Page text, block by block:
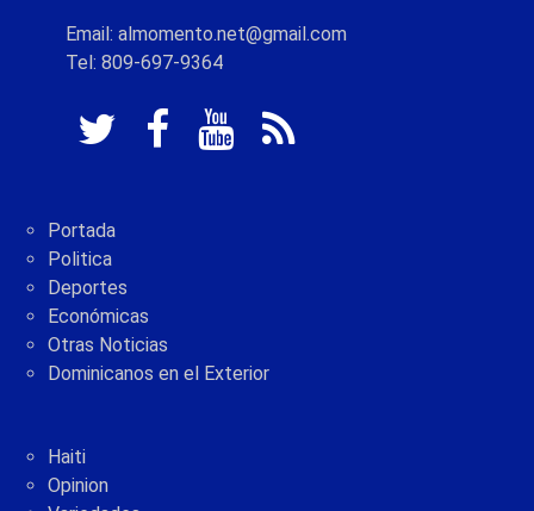
Email: almomento.net@gmail.com
Tel: 809-697-9364
Portada
Politica
Deportes
Económicas
Otras Noticias
Dominicanos en el Exterior
Haiti
Opinion